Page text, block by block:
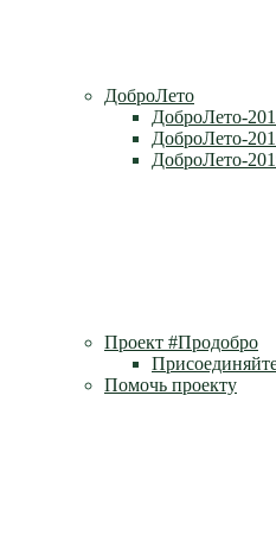
ДоброЛето
ДоброЛето-
ДоброЛето-
ДоброЛето-
Проект #Продобро
Помочь проекту